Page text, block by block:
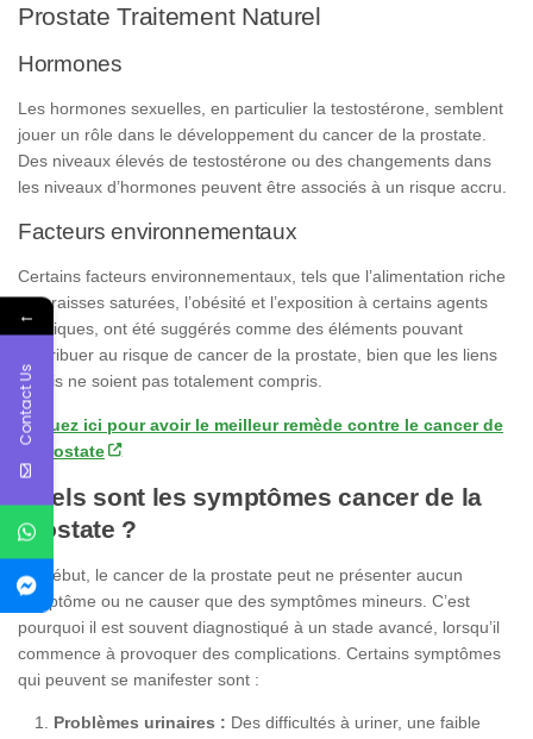
Prostate Traitement Naturel
Hormones
Les hormones sexuelles, en particulier la testostérone, semblent
jouer un rôle dans le développement du cancer de la prostate.
Des niveaux élevés de testostérone ou des changements dans
les niveaux d’hormones peuvent être associés à un risque accru.
Facteurs environnementaux
Certains facteurs environnementaux, tels que l’alimentation riche
en graisses saturées, l’obésité et l’exposition à certains agents
chimiques, ont été suggérés comme des éléments pouvant
contribuer au risque de cancer de la prostate, bien que les liens
précis ne soient pas totalement compris.
Cliquez ici pour avoir le meilleur remède contre le cancer de
la prostate
Quels sont les symptômes cancer de la
prostate ?
Au début, le cancer de la prostate peut ne présenter aucun
symptôme ou ne causer que des symptômes mineurs. C’est
pourquoi il est souvent diagnostiqué à un stade avancé, lorsqu’il
commence à provoquer des complications. Certains symptômes
qui peuvent se manifester sont :
Problèmes urinaires : Des difficultés à uriner, une faible
←
Contact Us